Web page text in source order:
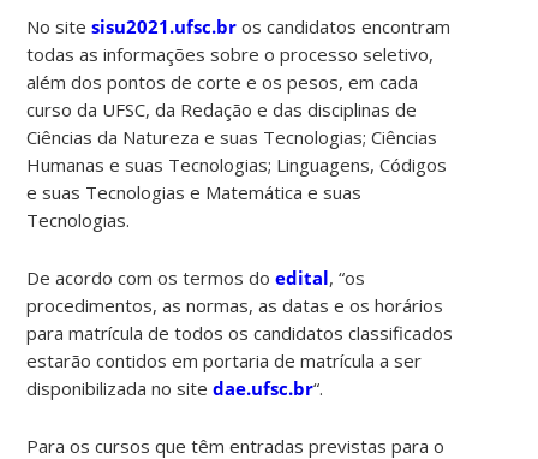
No sitesisu2021.ufsc.br os candidatos encontram
todas as informações sobre o processo seletivo,
além dos pontos de corte e os pesos, em cada
curso da UFSC, da Redação e das disciplinas de
Ciências da Natureza e suas Tecnologias; Ciências
Humanas e suas Tecnologias; Linguagens, Códigos
e suas Tecnologias e Matemática e suas
Tecnologias.
De acordo com os termos doedital, “os
procedimentos, as normas, as datas e os horários
para matrícula de todos os candidatos classificados
estarão contidos em portaria de matrícula a ser
disponibilizada no sitedae.ufsc.br“.
Para os cursos que têm entradas previstas para o